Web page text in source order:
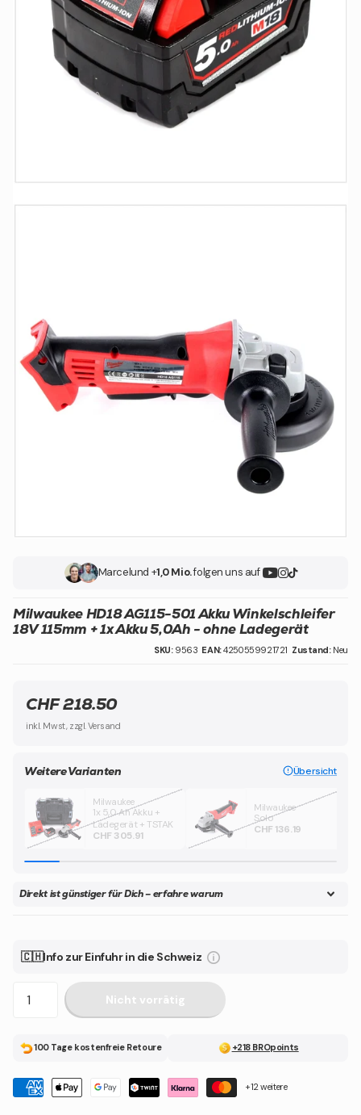
Marcelund +1,0 Mio.folgen uns auf
Milwaukee HD18 AG115-501 Akku Winkelschleifer
18V 115mm + 1x Akku 5,0Ah - ohne Ladegerät
SKU: 9563 EAN:4250559921721 Zustand: Neu
CHF 218.50
inkl. Mwst, zzgl. Versand
Weitere Varianten Übersicht
Milwaukee
1x 5,0 Ah Akku +
Ladegerät + TSTAK
CHF 305.91
Milwaukee
Solo
CHF 136.19
Direkt ist günstiger für Dich – erfahre warum
🇨🇭Info zur Einfuhr in die Schweiz
Nicht vorrätig
100 Tage kostenfreie Retoure +218 BROpoints
+12 weitere